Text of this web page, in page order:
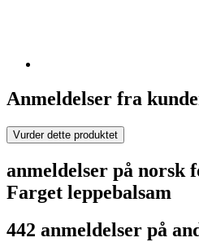
Anmeldelser fra
Vurder dette produktet
anmeldelser på norsk
Farget leppebalsam
442 anmeldelser på